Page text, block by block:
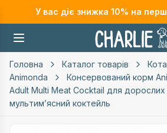
У вас діє знижка 10% на
Головна Каталог товарів
Animonda
Консервований корм
Adult Multi Meat Cocktail для дорослих
мультимʼясний коктейль